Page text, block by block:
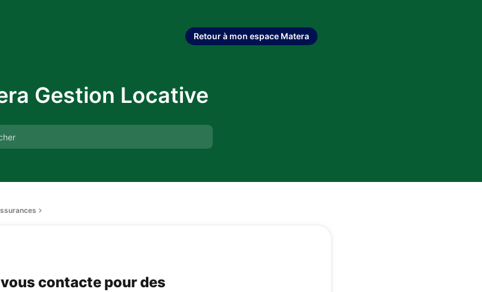
Retour à mon espace Matera
Gestion Locative
contacte pour des